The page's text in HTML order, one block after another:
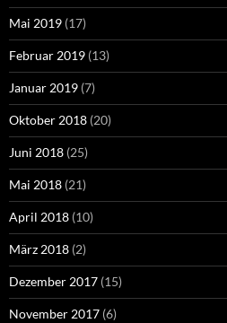
Mai 2019 (17)
Februar 2019 (13)
Januar 2019 (7)
Oktober 2018 (20)
Juni 2018 (25)
Mai 2018 (21)
April 2018 (10)
März 2018 (2)
Dezember 2017 (15)
November 2017 (6)